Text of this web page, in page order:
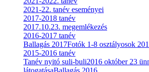
2021-22. tanév eseményei
2017-2018 tanév
2017.10.23. megemlékezés
2016-2017 tanév
Ballagás 2017Fotók 1-8 osztályosok
2015-2016 tanév
Tanév nyitó suli-buli2016 október 23
látogatásaBallagás 2016